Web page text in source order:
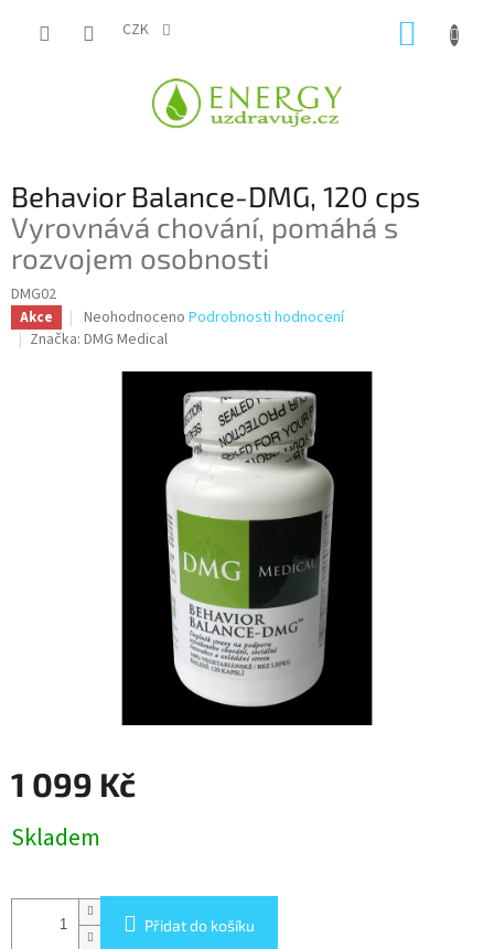
CZK
Behavior Balance-DMG, 120 cps
Vyrovnává chování, pomáhá s
rozvojem osobnosti
DMG02
Akce
Průměrné
hodnocení
Neohodnoceno Podrobnosti hodnocení
Značka: DMG Medical
1 099 Kč
cena:
Skladem
Přidat do košíku